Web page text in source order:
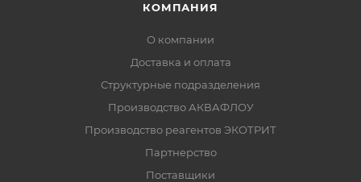
КОМПАНИЯ
О компании
Доставка и оплата
Структурные подразделения
Производство АКВАФЛОУ
Производство реагентов ЭКОТРИТ
Партнерство
Поставщики